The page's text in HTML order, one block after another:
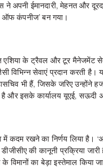
ने अपनी ईमानदारी, मेहनत और
ऑफ कंपनीज’ बन गया।
एशिया के ट्रैवल और टूर मैनेजमेंट
विभिन्न सेवाएं प्रदान करती
भी हैं, जिसके जरिए उन्होंने
है और इसके कार्यालय यूएई,
में कदम रखने का निर्णय लिया
की कानूनी प्रक्रिया
का बेड़ा इस्तेमाल किया